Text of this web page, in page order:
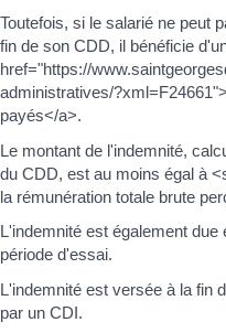
Toutefois, si le salarié ne peut
fin de son CDD, il bénéficie
href="https://
administratives/
payés</a>.
Le montant de l'indemnité,
du CDD, est au moins égal à
la rémunération totale brute
L'indemnité est également
période d'essai.
L'indemnité est versée à la fin
par un CDI.